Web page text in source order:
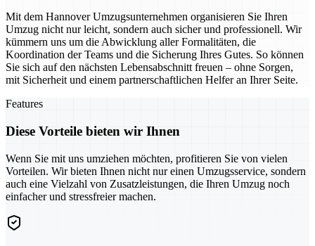
Mit dem Hannover Umzugsunternehmen organisieren Sie Ihren
Umzug nicht nur leicht, sondern auch sicher und professionell. Wir
kümmern uns um die Abwicklung aller Formalitäten, die
Koordination der Teams und die Sicherung Ihres Gutes. So können
Sie sich auf den nächsten Lebensabschnitt freuen – ohne Sorgen,
mit Sicherheit und einem partnerschaftlichen Helfer an Ihrer Seite.
Features
Diese Vorteile bieten wir Ihnen
Wenn Sie mit uns umziehen möchten, profitieren Sie von vielen
Vorteilen. Wir bieten Ihnen nicht nur einen Umzugsservice, sondern
auch eine Vielzahl von Zusatzleistungen, die Ihren Umzug noch
einfacher und stressfreier machen.